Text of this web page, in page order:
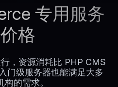
专用服务
格
，资源消耗比 PHP CMS
级服务器也能满足大多
构的需求。